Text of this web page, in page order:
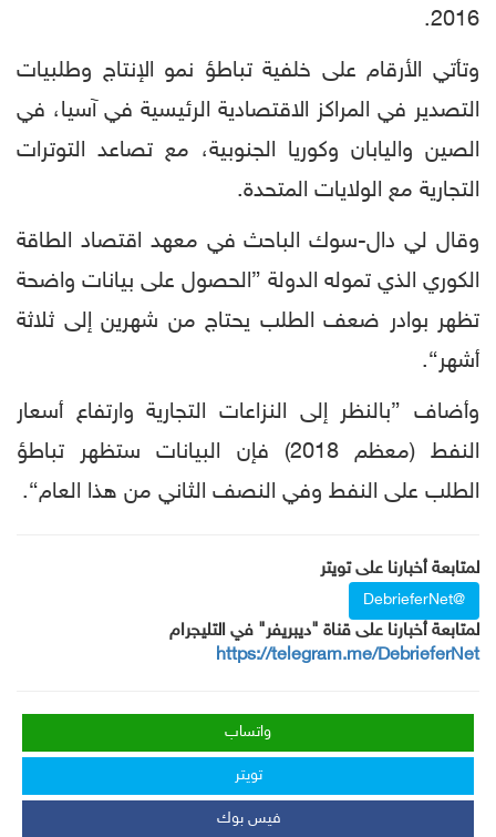
2016.
وتأتي الأرقام على خلفية تباطؤ نمو الإنتاج وطلبيات
التصدير في المراكز الاقتصادية الرئيسية في آسيا، في
الصين واليابان وكوريا الجنوبية، مع تصاعد التوترات
التجارية مع الولايات المتحدة.
وقال لي دال-سوك الباحث في معهد اقتصاد الطاقة
الكوري الذي تموله الدولة ”الحصول على بيانات واضحة
تظهر بوادر ضعف الطلب يحتاج من شهرين إلى ثلاثة
أشهر“.
وأضاف ”بالنظر إلى النزاعات التجارية وارتفاع أسعار
النفط (معظم 2018) فإن البيانات ستظهر تباطؤ
الطلب على النفط وفي النصف الثاني من هذا العام“.
لمتابعة أخبارنا على تويتر
@DebrieferNet
لمتابعة أخبارنا على قناة "ديبريفر" في التليجرام
https://telegram.me/DebrieferNet
واتساب
تويتر
فيس بوك